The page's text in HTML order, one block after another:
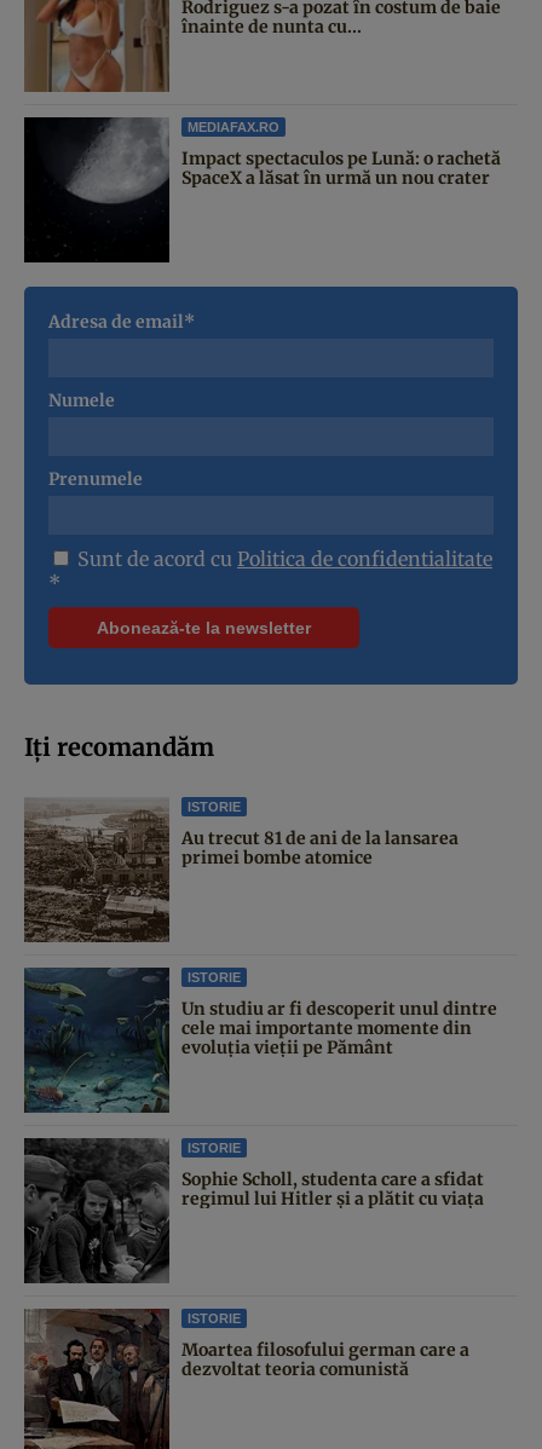
Rodriguez s-a pozat în costum de baie
înainte de nunta cu...
MEDIAFAX.RO
Impact spectaculos pe Lună: o rachetă
SpaceX a lăsat în urmă un nou crater
Adresa de email*
Numele
Prenumele
Sunt de acord cu Politica de confidentialitate
*
Iți recomandăm
ISTORIE
Au trecut 81 de ani de la lansarea
primei bombe atomice
ISTORIE
Un studiu ar fi descoperit unul dintre
cele mai importante momente din
evoluția vieții pe Pământ
ISTORIE
Sophie Scholl, studenta care a sfidat
regimul lui Hitler și a plătit cu viața
ISTORIE
Moartea filosofului german care a
dezvoltat teoria comunistă